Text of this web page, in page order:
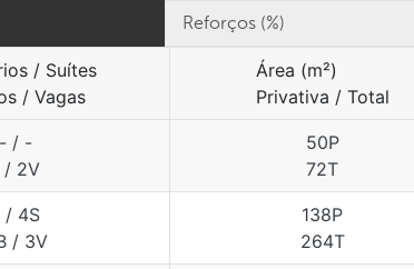
Reforços (%)
/ Suítes
/ Vagas
Área (m²)
Privativa / Total
- / -
/ 2V
50P
72T
/ 4S
/ 3V
138P
264T